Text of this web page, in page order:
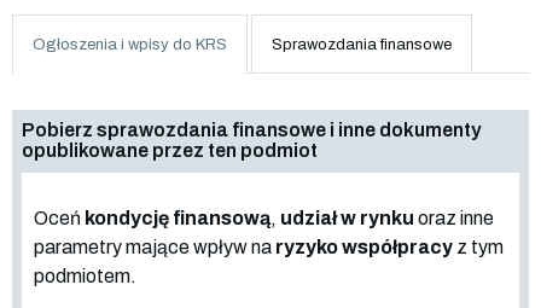
Ogłoszenia i wpisy do KRS Sprawozdania finansowe
Pobierz sprawozdania finansowe i inne dokumenty
opublikowane przez ten podmiot
Oceń kondycję finansową, udział w rynku oraz inne
parametry mające wpływ na ryzyko współpracy z tym
podmiotem.